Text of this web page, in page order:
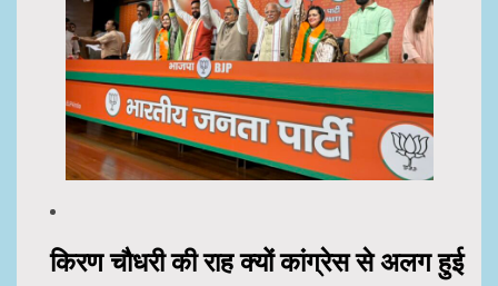
किरण चौधरी की राह क्यों कांग्रेस से अलग हुई